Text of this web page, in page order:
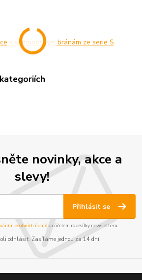
k samonosným bránám ze serie S
novinky, akce a
slevy!
Přihlásit se
osobních údajůza účelem rozesílky newsletteru.
odhlásit. Zasíláme jednou za 14 dní.